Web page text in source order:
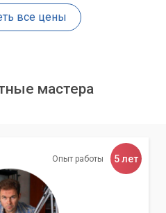
все цены
мастера
Опыт работы 5 лет